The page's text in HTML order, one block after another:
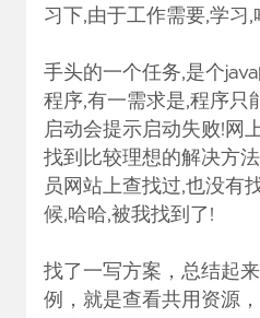
习下,由于工作需要,学习,
手头的一个任务,是个
程序,有一需求是,程序只
启动会提示启动失败!网
找到比较理想的解决方
员网站上查找过,也没有
候,哈哈,被我找到了!
找了一写方案，总结起
例，就是查看共用资源